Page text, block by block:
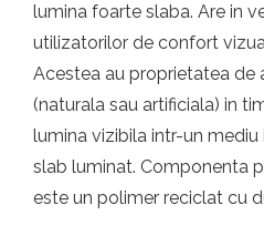
lumina foarte slaba. Are in
utilizatorilor de confort
Acestea au proprietatea de
(naturala sau artificiala) in
lumina vizibila intr-un
slab luminat. Componenta
este un polimer reciclat cu